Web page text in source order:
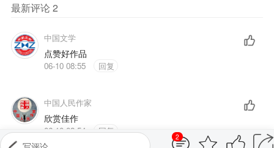
最新评论 2
中国文学
点赞好作品
06-10 08:55 回复
中国人民作家
欣赏佳作
06-10 08:54 回复
2